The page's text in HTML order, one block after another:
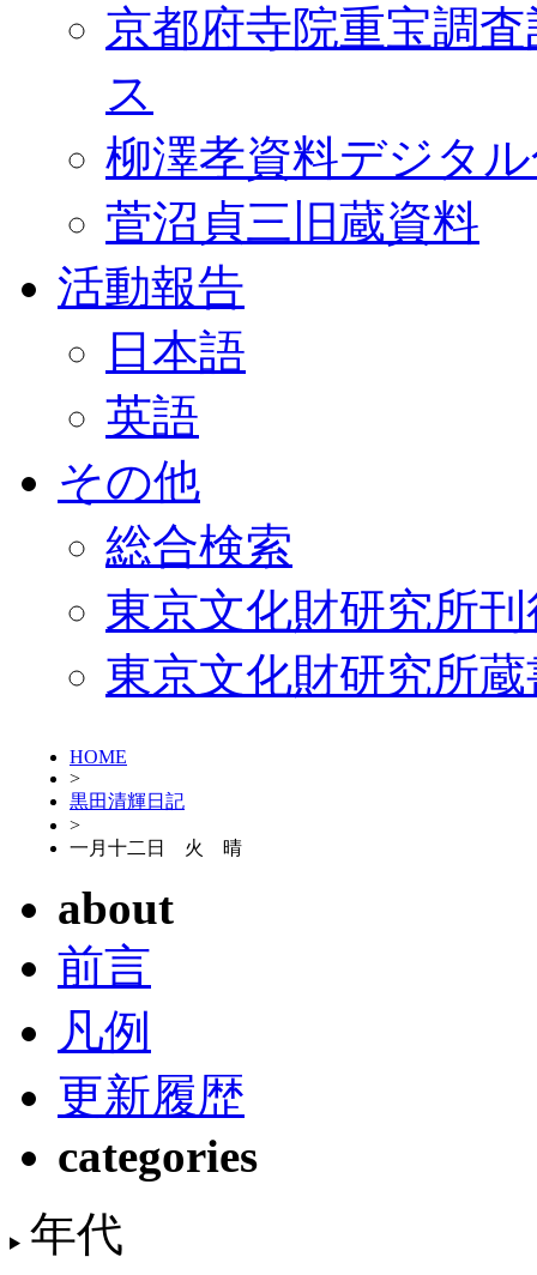
京都府寺院重宝調
ス
柳澤孝資料デジタ
菅沼貞三旧蔵資料
活動報告
日本語
英語
その他
総合検索
東京文化財研究所
東京文化財研究所
HOME
>
黒田清輝日記
>
一月十二日 火 晴
about
前言
凡例
更新履歴
categories
年代